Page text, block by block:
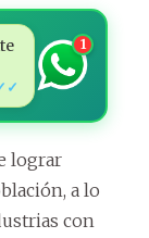
1
lograr
a lo
con